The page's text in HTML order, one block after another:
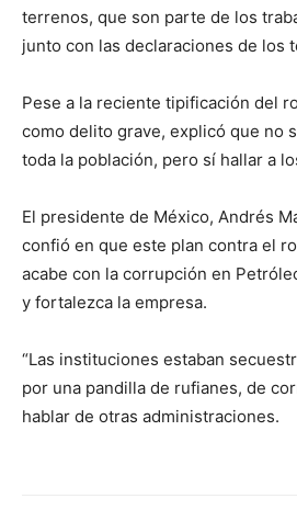
terrenos, que son parte de los
junto con las declaraciones de los
Pese a la reciente tipificación del
como delito grave, explicó que no
toda la población, pero sí hallar a
El presidente de México, Andrés
confió en que este plan contra el
acabe con la corrupción en
y fortalezca la empresa.
“Las instituciones estaban
por una pandilla de rufianes, de
hablar de otras administraciones.